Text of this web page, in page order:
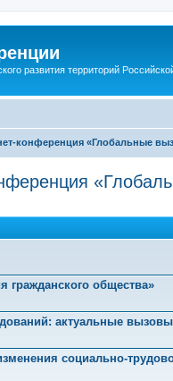
развития территорий
конференция «Глобальные
гражданского общества»
актуальные
социально-